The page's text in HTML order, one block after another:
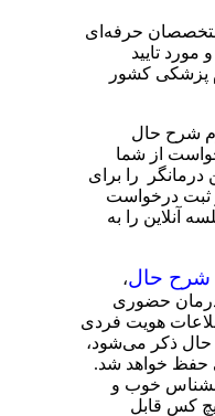
حرفه‌ای
مورد تایید
پزشکی کشور
شرح حال
از شما
درمانگر را برای
ثبت درخواست
آنلاین را به
شرح حال،
حضوری
هویت فردی
حال ذکر می‌شود،
حفظ خواهد شد.
خوب و
کس قابل